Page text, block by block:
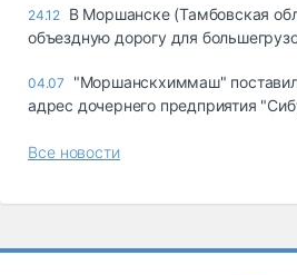
24.12 В Моршанске (Тамбовская
объездную дорогу для
04.07
"Моршанскхиммаш"
адрес дочернего предприятия
Все новости